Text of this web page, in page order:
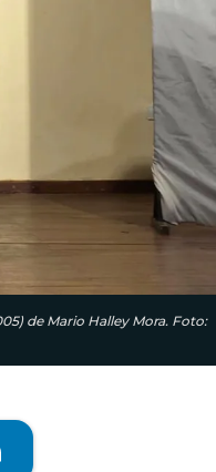
de Mario Halley Mora. Foto: